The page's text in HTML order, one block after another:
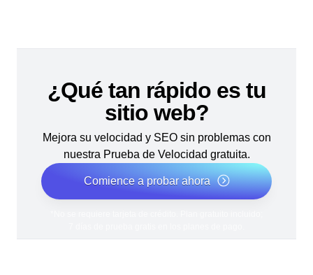
¿Qué tan rápido es tu
sitio web?
Mejora su velocidad y SEO sin problemas con
nuestra Prueba de Velocidad gratuita.
Comience a probar ahora